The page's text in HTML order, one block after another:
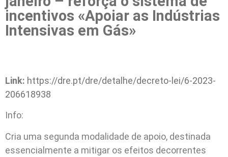
incentivos «Apoiar as Indústrias
Intensivas em Gás»
Link: https://dre.pt/dre/detalhe/decreto-lei/6-2023-
206618938
Info:
Cria uma segunda modalidade de apoio, destinada
essencialmente a mitigar os efeitos decorrentes